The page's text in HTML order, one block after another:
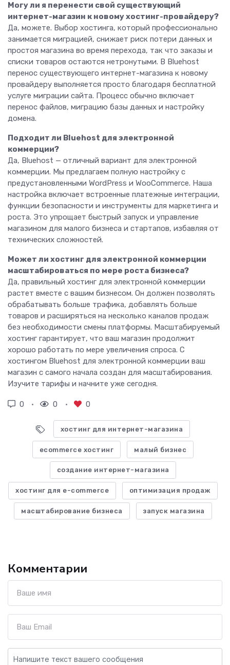
Могу ли я перенести свой существующий
интернет-магазин к новому хостинг-провайдеру?
Да, можете. Выбор хостинга, который профессионально
занимается миграцией, снижает риск потери данных и
простоя магазина во время перехода, так что заказы и
списки товаров остаются нетронутыми. В Bluehost
перенос существующего интернет-магазина к новому
провайдеру выполняется просто благодаря бесплатной
услуге миграции сайта. Процесс обычно включает
перенос файлов, миграцию базы данных и настройку
домена.
Подходит ли Bluehost для электронной
коммерции?
Да, Bluehost — отличный вариант для электронной
коммерции. Мы предлагаем полную настройку с
предустановленными WordPress и WooCommerce. Наша
настройка включает встроенные платежные интеграции,
функции безопасности и инструменты для маркетинга и
роста. Это упрощает быстрый запуск и управление
магазином для малого бизнеса и стартапов, избавляя от
технических сложностей.
Может ли хостинг для электронной коммерции
масштабироваться по мере роста бизнеса?
Да, правильный хостинг для электронной коммерции
растет вместе с вашим бизнесом. Он должен позволять
обрабатывать больше трафика, добавлять больше
товаров и расширяться на несколько каналов продаж
без необходимости смены платформы. Масштабируемый
хостинг гарантирует, что ваш магазин продолжит
хорошо работать по мере увеличения спроса. С
хостингом Bluehost для электронной коммерции ваш
магазин с самого начала создан для масштабирования.
Изучите тарифы и начните уже сегодня.
0 0 0
хостинг для интернет-магазина
ecommerce хостинг малый бизнес
создание интернет-магазина
хостинг для e-commerce оптимизация продаж
масштабирование бизнеса запуск магазина
Комментарии